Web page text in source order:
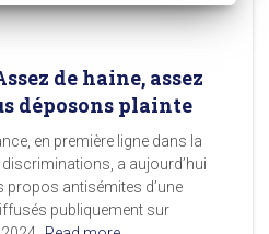
de haine, assez
déposons plainte
en première ligne dans la
discriminations, a aujourd’hui
propos antisémites d’une
publiquement sur